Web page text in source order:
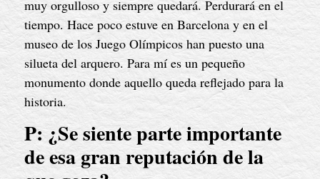
muy orgulloso y siempre quedará. Perdurará en el
tiempo. Hace poco estuve en Barcelona y en el
museo de los Juego Olímpicos han puesto una
silueta del arquero. Para mí es un pequeño
monumento donde aquello queda reflejado para la
historia.
P: ¿Se siente parte importante
de esa gran reputación de la